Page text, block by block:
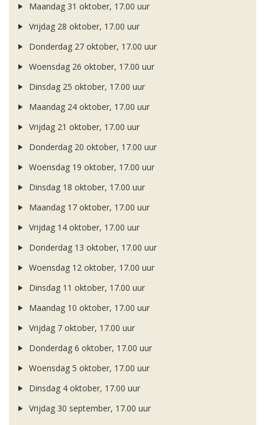
Maandag 31 oktober, 17.00 uur
Vrijdag 28 oktober, 17.00 uur
Donderdag 27 oktober, 17.00 uur
Woensdag 26 oktober, 17.00 uur
Dinsdag 25 oktober, 17.00 uur
Maandag 24 oktober, 17.00 uur
Vrijdag 21 oktober, 17.00 uur
Donderdag 20 oktober, 17.00 uur
Woensdag 19 oktober, 17.00 uur
Dinsdag 18 oktober, 17.00 uur
Maandag 17 oktober, 17.00 uur
Vrijdag 14 oktober, 17.00 uur
Donderdag 13 oktober, 17.00 uur
Woensdag 12 oktober, 17.00 uur
Dinsdag 11 oktober, 17.00 uur
Maandag 10 oktober, 17.00 uur
Vrijdag 7 oktober, 17.00 uur
Donderdag 6 oktober, 17.00 uur
Woensdag 5 oktober, 17.00 uur
Dinsdag 4 oktober, 17.00 uur
Vrijdag 30 september, 17.00 uur